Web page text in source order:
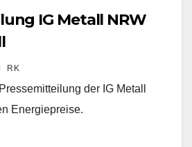
IG Metall NRW
RK
der IG Metall
Energiepreise.